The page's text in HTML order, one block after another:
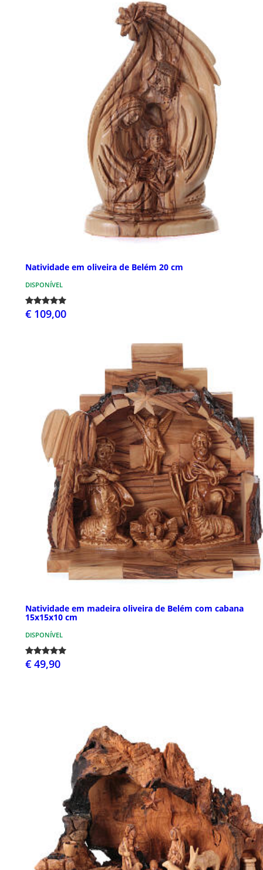
Natividade em oliveira de Belém 20 cm
DISPONÍVEL
€ 109,00
Natividade em madeira oliveira de Belém com cabana
15x15x10 cm
DISPONÍVEL
€ 49,90